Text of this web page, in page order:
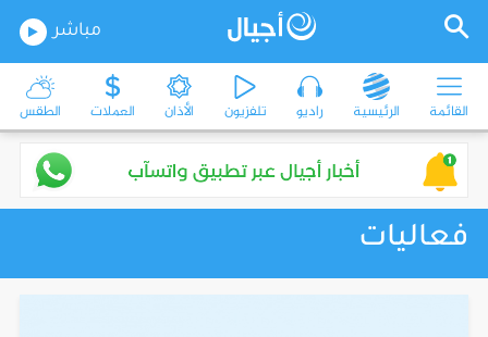
مباشر
القائمة الرئيسية راديو تلفزيون الأذان العملات الطقس
فعاليات